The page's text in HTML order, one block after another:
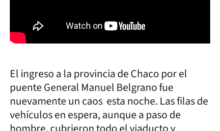
El ingreso a la provincia de Chaco por el
puente General Manuel Belgrano fue
nuevamente un caos esta noche. Las filas de
vehículos en espera, aunque a paso de